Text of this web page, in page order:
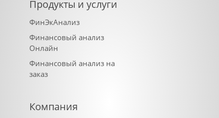
Продукты и услуги
ФинЭкАнализ
Финансовый анализ
Онлайн
Финансовый анализ на
заказ
Компания